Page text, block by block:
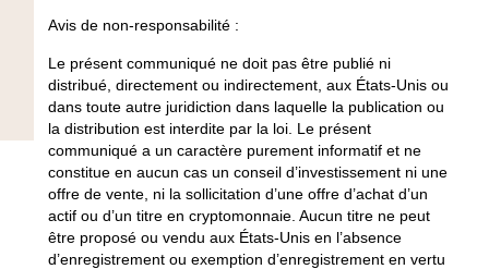
Avis de non-responsabilité :
Le présent communiqué ne doit pas être publié ni
distribué, directement ou indirectement, aux États-Unis ou
dans toute autre juridiction dans laquelle la publication ou
la distribution est interdite par la loi. Le présent
communiqué a un caractère purement informatif et ne
constitue en aucun cas un conseil d’investissement ni une
offre de vente, ni la sollicitation d’une offre d’achat d’un
actif ou d’un titre en cryptomonnaie. Aucun titre ne peut
être proposé ou vendu aux États-Unis en l’absence
d’enregistrement ou exemption d’enregistrement en vertu